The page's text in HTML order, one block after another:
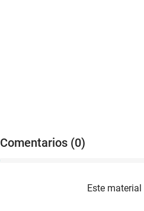
Comentarios (0)
Este